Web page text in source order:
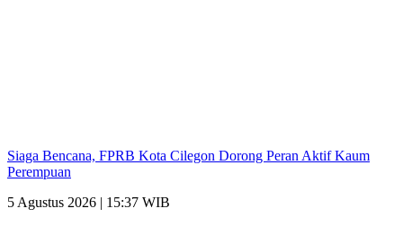
Siaga Bencana, FPRB Kota Cilegon Dorong Peran Aktif Kaum
Perempuan
5 Agustus 2026 | 15:37 WIB